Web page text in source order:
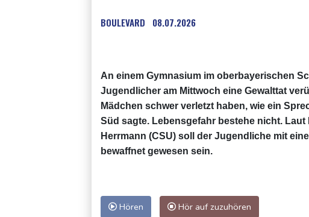
BOULEVARD 08.07.2026
An einem Gymnasium im oberbayerischen
Jugendlicher am Mittwoch eine Gewalttat
Mädchen schwer verletzt haben, wie ein
Süd sagte. Lebensgefahr bestehe nicht.
Herrmann (CSU) soll der Jugendliche mit
bewaffnet gewesen sein.
Hören Hör auf zuzuhören